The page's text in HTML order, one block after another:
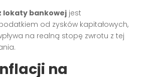
lokaty bankowej jest
od zysków kapitałowych,
na realną stopę zwrotu z tej
na